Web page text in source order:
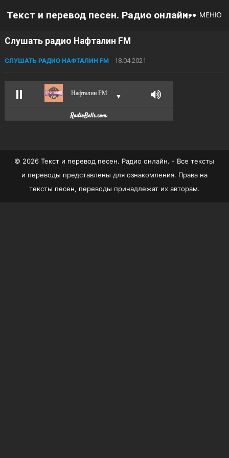
Текст и перевод песен. Радио онлайн. МЕНЮ
Слушать радио Нафталин FM
СЛУШАТЬ РАДИО НАФТАЛИН FM 18.04.2021
Нафталин FM
▼
© 2026 Текст и перевод песен. Радио онлайн. - Все тексты
и переводы представлены для ознакомления. Права на
тексты песен, переводы принадлежат их авторам.